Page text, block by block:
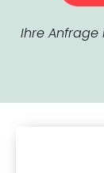
Ihre Anfrage